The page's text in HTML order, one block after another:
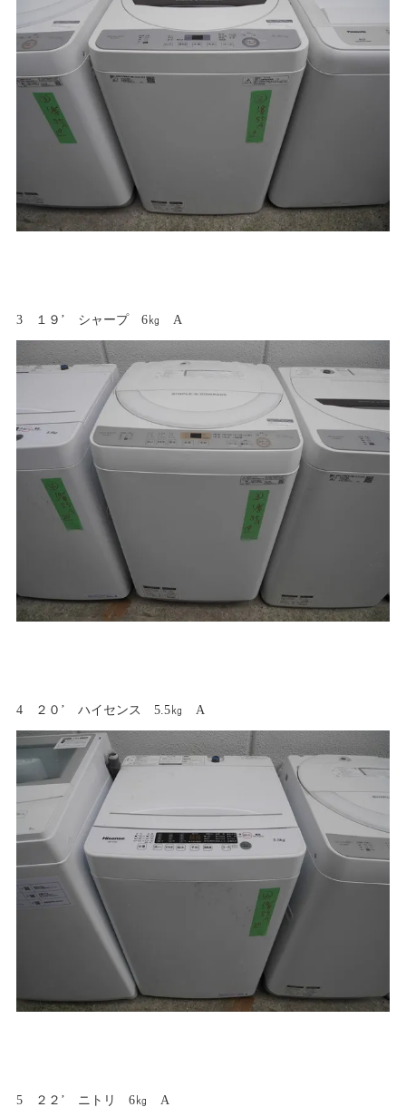
3 １９’ シャープ 6㎏ A
4 ２０’ ハイセンス 5.5㎏ A
5 ２２’ ニトリ 6㎏ A